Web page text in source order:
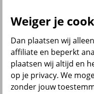
Menu
Producten
Situaties
Weiger je
Dan plaatsen wij
affiliate en beperkt
plaatsen wij altijd en
op je privacy. We
zonder jouw